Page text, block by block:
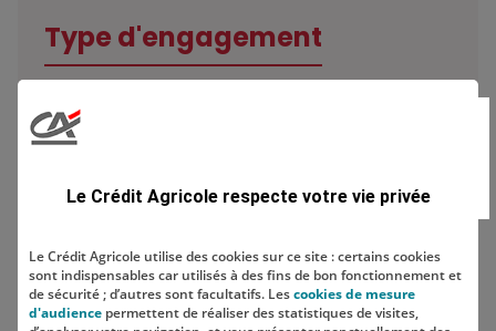
Type d'engagement
Localisation
Le Crédit Agricole respecte votre vie privée
Le Crédit Agricole utilise des cookies sur ce site : certains cookies
sont indispensables car utilisés à des fins de bon fonctionnement et
de sécurité ; d’autres sont facultatifs. Lescookies de mesure
d'audience permettent de réaliser des statistiques de visites,